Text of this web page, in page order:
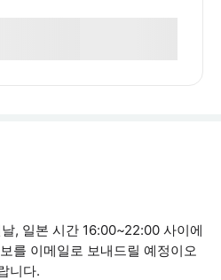
, 일본 시간 16:00~22:00 사이에
를 이메일로 보내드릴 예정이오
니다.